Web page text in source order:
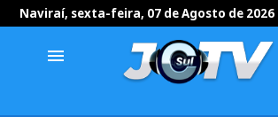
Naviraí, sexta-feira, 07 de Agosto de 2026
menu